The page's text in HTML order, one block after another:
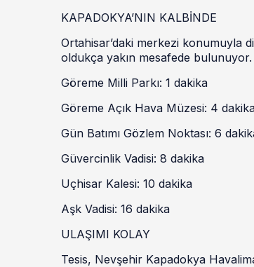
KAPADOKYA’NIN KALBİNDE
Ortahisar’daki merkezi konumuyla
oldukça yakın mesafede bulunuyor.
Göreme Milli Parkı: 1 dakika
Göreme Açık Hava Müzesi: 4
Gün Batımı Gözlem Noktası: 6
Güvercinlik Vadisi: 8 dakika
Uçhisar Kalesi: 10 dakika
Aşk Vadisi: 16 dakika
ULAŞIMI KOLAY
Tesis, Nevşehir Kapadokya